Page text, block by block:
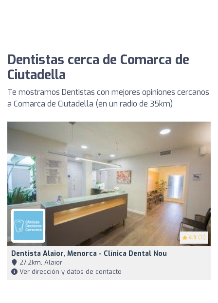
Dentistas cerca de Comarca de
Ciutadella
Te mostramos Dentistas con mejores opiniones cercanos
a Comarca de Ciutadella (en un radio de 35km)
4.9 (11)
Dentista Alaior, Menorca - Clínica Dental Nou
27,2km, Alaior
Ver dirección y datos de contacto